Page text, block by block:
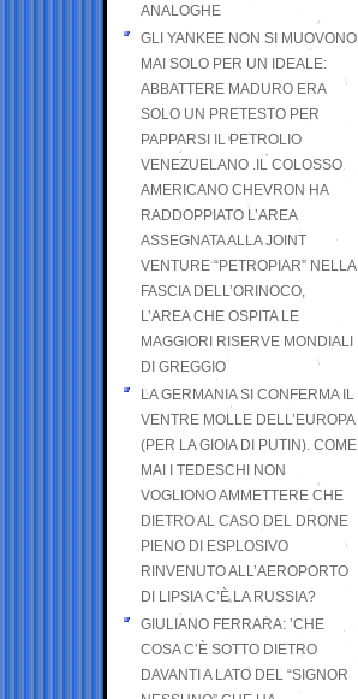
ANALOGHE
GLI YANKEE NON SI MUOVONO
MAI SOLO PER UN IDEALE:
ABBATTERE MADURO ERA
SOLO UN PRETESTO PER
PAPPARSI IL PETROLIO
VENEZUELANO .IL COLOSSO
AMERICANO CHEVRON HA
RADDOPPIATO L’AREA
ASSEGNATA ALLA JOINT
VENTURE “PETROPIAR” NELLA
FASCIA DELL’ORINOCO,
L’AREA CHE OSPITA LE
MAGGIORI RISERVE MONDIALI
DI GREGGIO
LA GERMANIA SI CONFERMA IL
VENTRE MOLLE DELL’EUROPA
(PER LA GIOIA DI PUTIN). COME
MAI I TEDESCHI NON
VOGLIONO AMMETTERE CHE
DIETRO AL CASO DEL DRONE
PIENO DI ESPLOSIVO
RINVENUTO ALL’AEROPORTO
DI LIPSIA C’È LA RUSSIA?
GIULIANO FERRARA: ’CHE
COSA C’È SOTTO DIETRO
DAVANTI A LATO DEL “SIGNOR